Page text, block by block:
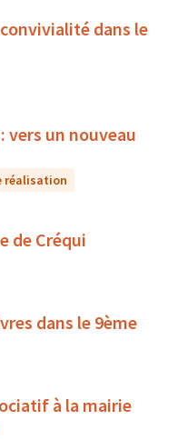
dans le
vers un nouveau
réalisation
de Créqui
dans le 9ème
à la mairie